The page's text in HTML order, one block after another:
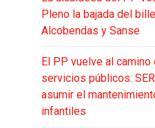
Pleno la bajada del
Alcobendas y Sanse
El PP vuelve al
servicios públicos:
asumir el
infantiles